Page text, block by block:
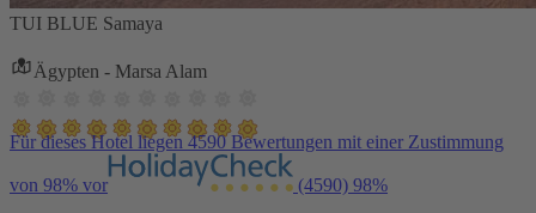
TUI BLUE Samaya
Ägypten - Marsa Alam
Für dieses Hotel liegen 4590 Bewertungen mit einer Zustimmung
von 98% vor (4590) 98%